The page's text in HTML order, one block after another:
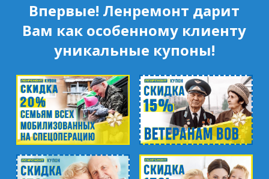
Впервые! Ленремонт дарит
Вам как особенному клиенту
уникальные купоны!